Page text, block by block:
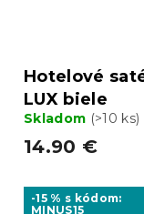
Hotelové
LUX biele
Skladom (>10 ks)
14.90 €
-15 % s kódom:
MINUS15